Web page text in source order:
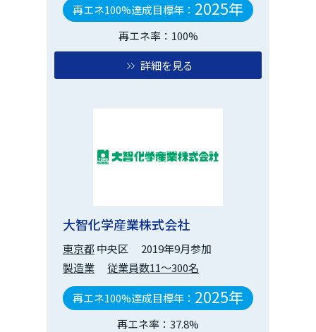
再エネ100%達成目標年： 2025年
再エネ率：100%
詳細を見る
大智化学産業株式会社
東京都 中央区
2019年9月参加
製造業
従業員数11～300名
再エネ100%達成目標年： 2025年
再エネ率：37.8%